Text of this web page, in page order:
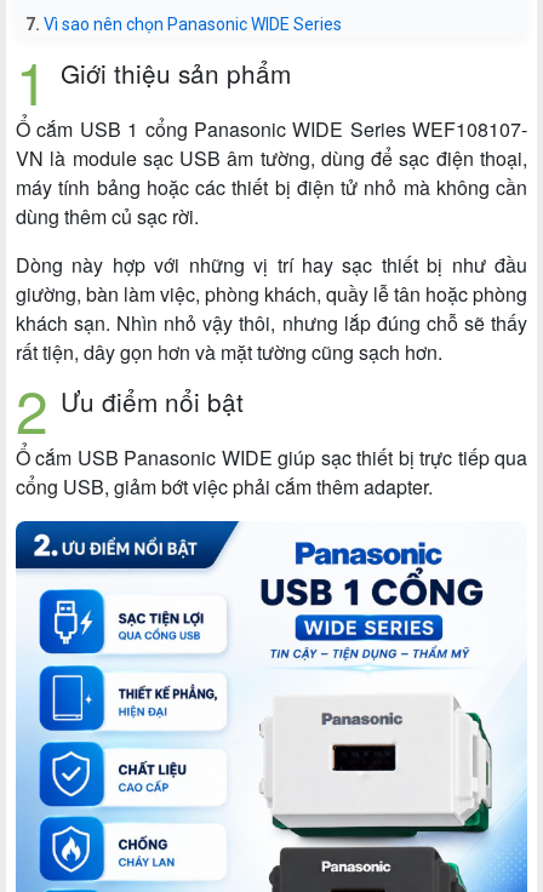
Vì sao nên chọn Panasonic WIDE Series
Giới thiệu sản phẩm
Ổ cắm USB 1 cổng Panasonic WIDE Series WEF108107-
VN là module sạc USB âm tường, dùng để sạc điện thoại,
máy tính bảng hoặc các thiết bị điện tử nhỏ mà không cần
dùng thêm củ sạc rời.
Dòng này hợp với những vị trí hay sạc thiết bị như đầu
giường, bàn làm việc, phòng khách, quầy lễ tân hoặc phòng
khách sạn. Nhìn nhỏ vậy thôi, nhưng lắp đúng chỗ sẽ thấy
rất tiện, dây gọn hơn và mặt tường cũng sạch hơn.
Ưu điểm nổi bật
Ổ cắm USB Panasonic WIDE giúp sạc thiết bị trực tiếp qua
cổng USB, giảm bớt việc phải cắm thêm adapter.